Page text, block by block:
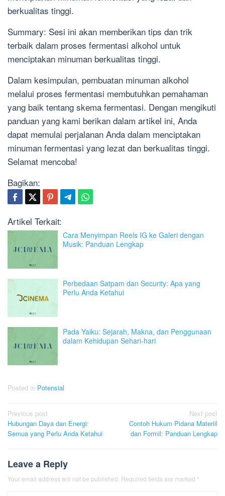
berkualitas tinggi.
Summary: Sesi ini akan memberikan tips dan trik
terbaik dalam proses fermentasi alkohol untuk
menciptakan minuman berkualitas tinggi.
Dalam kesimpulan, pembuatan minuman alkohol
melalui proses fermentasi membutuhkan pemahaman
yang baik tentang skema fermentasi. Dengan mengikuti
panduan yang kami berikan dalam artikel ini, Anda
dapat memulai perjalanan Anda dalam menciptakan
minuman fermentasi yang lezat dan berkualitas tinggi.
Selamat mencoba!
Bagikan:
Artikel Terkait:
Cara Menyimpan Reels IG ke Galeri dengan
Musik: Panduan Lengkap
Perbedaan Satpam dan Security: Apa yang
Perlu Anda Ketahui
Pada Yaiku: Sejarah, Makna, dan Penggunaan
dalam Kehidupan Sehari-hari
Posted in Potensial
Post
navigation
Previous post
Hubungan Daya dan Energi:
Semua yang Perlu Anda Ketahui
Next post
Contoh Hukum Pidana Materiil
dan Formil: Panduan Lengkap
Leave a Reply
Your email address will not be published. Required fields are marked *